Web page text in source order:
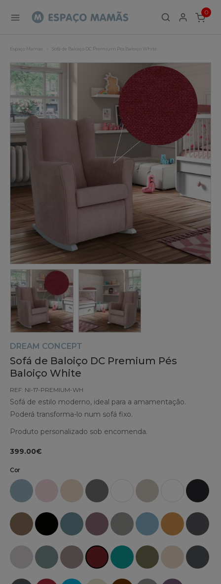
0
ITEMS
Espaço Mamãs Sofá de Baloiço DC Premium Pés Baloiço White
DREAM CONCEPT
Sofá de Baloiço DC Premium Pés
Baloiço White
REF: NI-17-PREMIUM-WH
Sofá de estilo moderno, ideal para a amamentação.
Poderá transforma-lo num sofá fixo.
Produto personalizado sob encomenda.
399.00€
Cor